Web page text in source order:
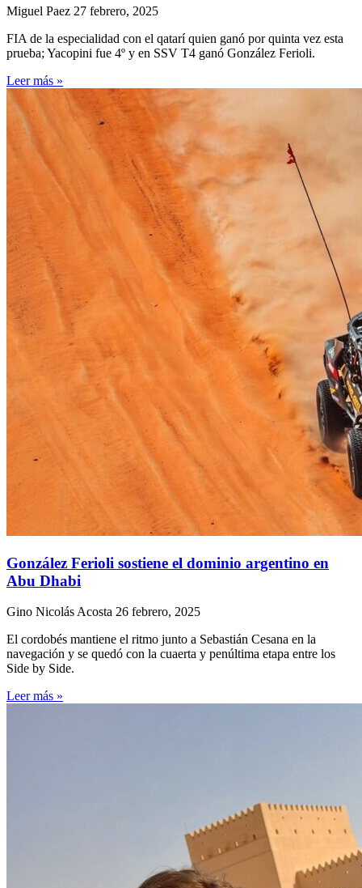
Miguel Paez 27 febrero, 2025
FIA de la especialidad con el qatarí quien ganó por quinta vez esta
prueba; Yacopini fue 4º y en SSV T4 ganó González Ferioli.
Leer más »
González Ferioli sostiene el dominio argentino en
Abu Dhabi
Gino Nicolás Acosta 26 febrero, 2025
El cordobés mantiene el ritmo junto a Sebastián Cesana en la
navegación y se quedó con la cuaerta y penúltima etapa entre los
Side by Side.
Leer más »